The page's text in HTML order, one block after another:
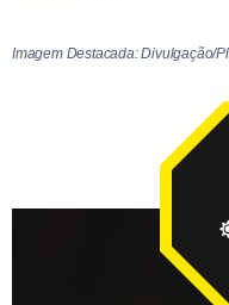
Imagem Destacada: Divulgação/